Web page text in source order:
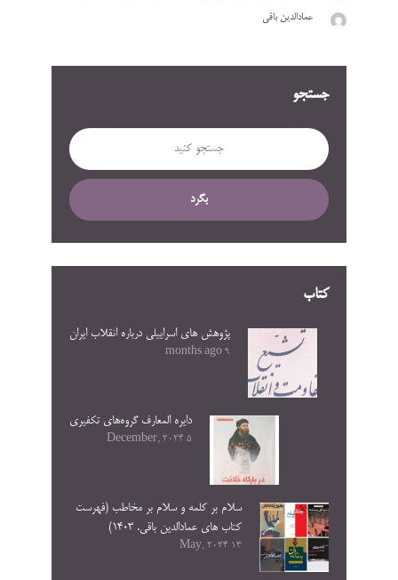
عمادالدین باقی
جستجو
بگرد
کتاب
پژوهش های اسراییلی درباره انقلاب ایران
9 months ago
دایره المعارف گروه‌های تکفیری
5 December, 2024
سلام بر کلمه و سلام بر مخاطب (فهرست
کتاب های عمادالدین باقی. ۱۴۰۳)
13 May, 2024